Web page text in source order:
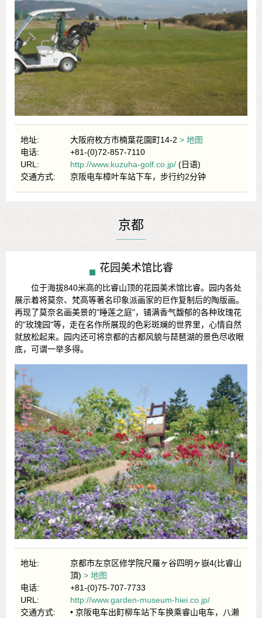
地址: 大阪府枚方市楠葉花園町14-2 > 地图
电话:
+81-(0)72-857-7110
URL:
http://www.kuzuha-golf.co.jp/ (日语)
交通方式:
京阪电车樟叶车站下车，步行约2分钟
京都
花园美术馆比睿
位于海拔840米高的比睿山顶的花园美术馆比睿。园内各处
展示着将莫奈、梵高等著名印象派画家的巨作复制后的陶版画。
再现了莫奈名画美景的"睡莲之庭"，铺满香气馥郁的各种玫瑰花
的"玫瑰园"等，走在名作所展现的色彩斑斓的世界里，心情自然
就放松起来。园内还可将京都的古都风貌与琵琶湖的景色尽收眼
底，可谓一举多得。
地址:
京都市左京区修学院尺羅ヶ谷四明ヶ嶽4(比睿山
頂) > 地图
电话:
+81-(0)75-707-7733
URL:
http://www.garden-museum-hiei.co.jp/
交通方式:
• 京阪电车出町柳车站下车换乘睿山电车，八濑